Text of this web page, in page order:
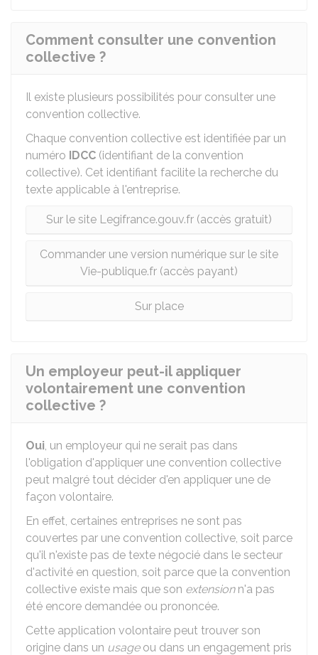
Comment consulter une convention
collective ?
Il existe plusieurs possibilités pour consulter une
convention collective.
Chaque convention collective est identifiée par un
numéro IDCC (identifiant de la convention
collective). Cet identifiant facilite la recherche du
texte applicable à l'entreprise.
Sur le site Legifrance.gouv.fr (accès gratuit)
Commander une version numérique sur le site
Vie-publique.fr (accès payant)
Sur place
Un employeur peut-il appliquer
volontairement une convention
collective ?
Oui, un employeur qui ne serait pas dans
l'obligation d'appliquer une convention collective
peut malgré tout décider d'en appliquer une de
façon volontaire.
En effet, certaines entreprises ne sont pas
couvertes par une convention collective, soit parce
qu'il n'existe pas de texte négocié dans le secteur
d'activité en question, soit parce que la convention
collective existe mais que son extensionn'a pas
été encore demandée ou prononcée.
Cette application volontaire peut trouver son
origine dans un usageou dans un engagement pris